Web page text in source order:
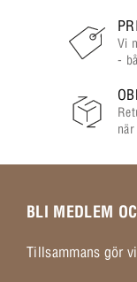
Vi
-
BLI MEDLEM
Tillsammans gör